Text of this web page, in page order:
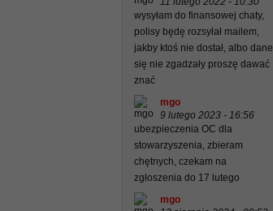
wysyłam do finansowej chaty,
polisy będę rozsyłał mailem,
jakby ktoś nie dostał, albo dane
się nie zgadzały proszę dawać
znać
mgo
9 lutego 2023 - 16:56
ubezpieczenia OC dla
stowarzyszenia, zbieram
chętnych, czekam na
zgłoszenia do 17 lutego
mgo